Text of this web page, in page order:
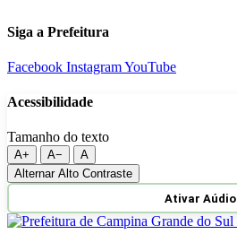
Siga a Prefeitura
Facebook InstagramYouTube
Acessibilidade
Tamanho do texto
A+ A−
A
Alternar Alto Contraste
Ativar Aúdio